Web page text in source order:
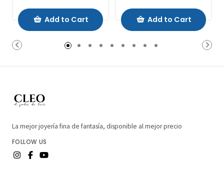
Add to Cart Add to Cart
La mejor joyería fina de fantasía, disponible al mejor precio
FOLLOW US